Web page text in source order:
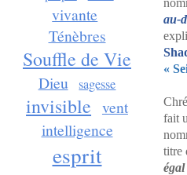
au-
«
fait
titre
vivante
Ténèbres
Souffle de Vie
Dieu sagesse
invisible vent
intelligence
esprit